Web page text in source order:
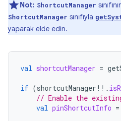
Not: ShortcutManager
ShortcutManager sınıfıyla
yaparak elde edin.
val shortcutManager =
if (shortcutManager !! .
// Enable the
val pinShortcutInfo =